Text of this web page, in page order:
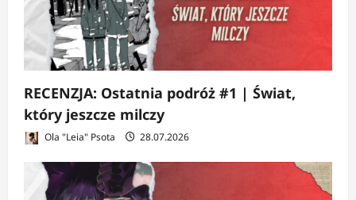
RECENZJA: Ostatnia podróż #1 | Świat,
który jeszcze milczy
Ola "Leia" Psota 28.07.2026